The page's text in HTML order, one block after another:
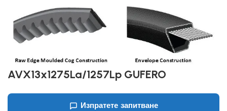
AVX13x1275La/1257Lp GUFERO
Изпратете запитване